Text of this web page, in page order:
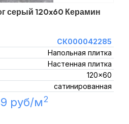
серый 120x60 Керамин
СК000042285
Напольная плитка
Настенная плитка
120x60
сатинированная
руб/м2